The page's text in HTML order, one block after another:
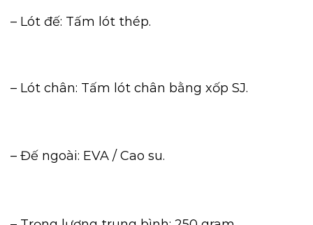
– Lót đế: Tấm lót thép.
– Lót chân: Tấm lót chân bằng xốp SJ.
– Đế ngoài: EVA / Cao su.